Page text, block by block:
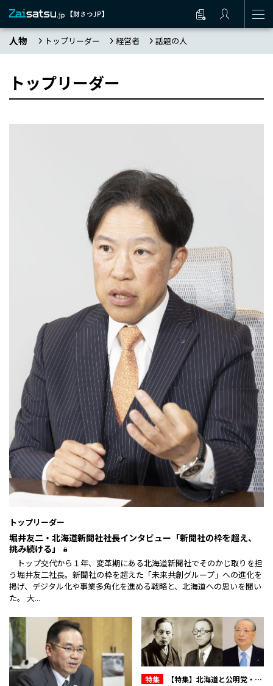
人物 トップリーダー 経営者 話題の人
トップリーダー
トップリーダー
堀井友二・北海道新聞社社長インタビュー「新聞社の枠を超え、
挑み続ける」
トップ交代から１年、変革期にある北海道新聞社でそのかじ取りを担
う堀井友二社長。新聞社の枠を超えた「未来共創グループ」への進化を
掲げ、デジタル化や事業多角化を進める戦略と、北海道への思いを聞い
た。 大...
特集
【特集】北海道と公明党・創